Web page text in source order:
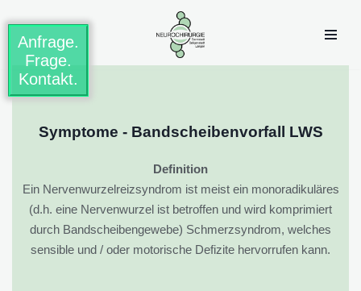
Zum
Inhalt
springen
Symptome - Bandscheibenvorfall LWS
Definition
Ein Nervenwurzelreizsyndrom ist meist ein monoradikuläres
(d.h. eine Nervenwurzel ist betroffen und wird komprimiert
durch Bandscheibengewebe) Schmerzsyndrom, welches
sensible und / oder motorische Defizite hervorrufen kann.
Anfrage.
Frage.
Kontakt.